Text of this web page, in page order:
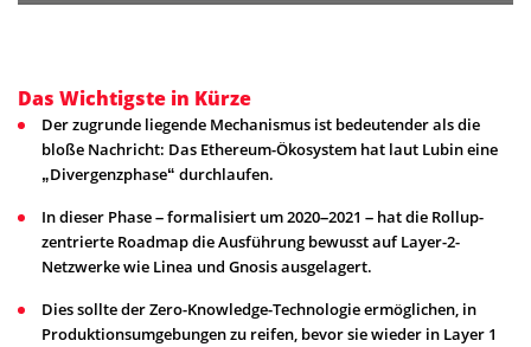
Das Wichtigste in Kürze
Der zugrunde liegende Mechanismus ist bedeutender als die
bloße Nachricht: Das Ethereum-Ökosystem hat laut Lubin eine
„Divergenzphase“ durchlaufen.
In dieser Phase – formalisiert um 2020–2021 – hat die Rollup-
zentrierte Roadmap die Ausführung bewusst auf Layer-2-
Netzwerke wie Linea und Gnosis ausgelagert.
Dies sollte der Zero-Knowledge-Technologie ermöglichen, in
Produktionsumgebungen zu reifen, bevor sie wieder in Layer 1